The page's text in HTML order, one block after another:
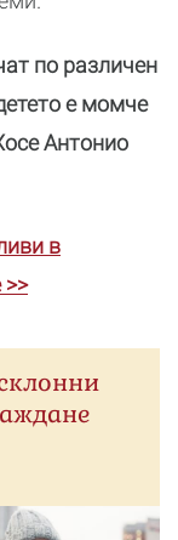
по различен
е момче
Антонио
в